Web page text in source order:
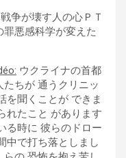
争が壊す人の心ＰＴ
悪感科学が変えた
ウクライナの首都
ちが 通うクリニッ
を聞くことが できま
れたこと があります
る時に 彼らのドロー
中で打ち落としまし